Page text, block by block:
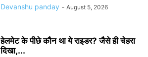
Devanshu panday - August 5, 2026
हेलमेट के पीछे कौन था ये राइडर? जैसे ही चेहरा
दिखा,...